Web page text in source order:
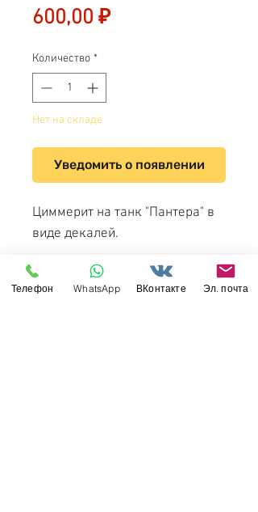
600,00 ₽Цена
Количество *
Нет на складе
Уведомить о появлении
Циммерит на танк "Пантера" в
виде декалей.
Meng Model SPS-052 1/35
German Medium Tank Sd.Kfz.171
Телефон WhatsApp ВКонтакте Эл. почта